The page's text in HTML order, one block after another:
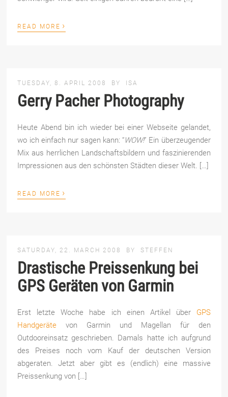
READ MORE ›
TUESDAY, 8. APRIL 2008 BY ISA
Gerry Pacher Photography
Heute Abend bin ich wieder bei einer Webseite gelandet,
wo ich einfach nur sagen kann: “WOW!” Ein überzeugender
Mix aus herrlichen Landschaftsbildern und faszinierenden
Impressionen aus den schönsten Städten dieser Welt. […]
READ MORE ›
SATURDAY, 22. MARCH 2008 BY STEFFEN
Drastische Preissenkung bei
GPS Geräten von Garmin
Erst letzte Woche habe ich einen Artikel über GPS
Handgeräte von Garmin und Magellan für den
Outdooreinsatz geschrieben. Damals hatte ich aufgrund
des Preises noch vom Kauf der deutschen Version
abgeraten. Jetzt aber gibt es (endlich) eine massive
Preissenkung von […]